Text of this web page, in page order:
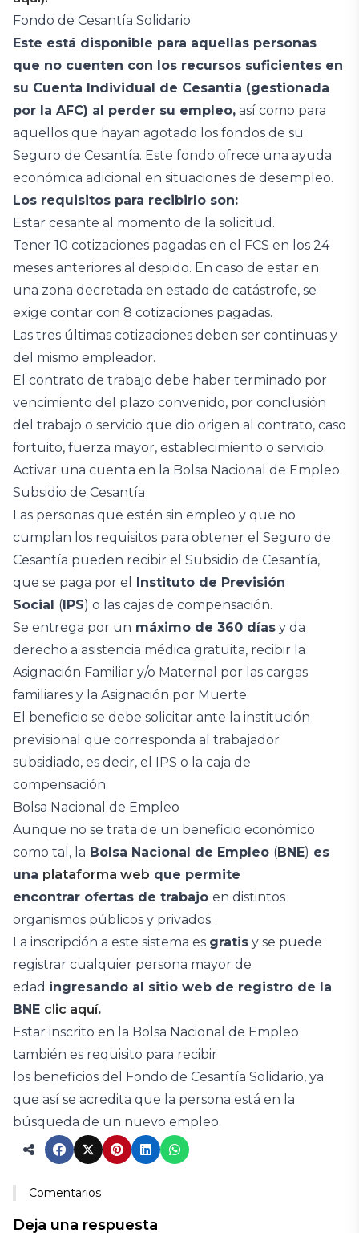
Fondo de Cesantía Solidario
Este está disponible para aquellas personas
que no cuenten con los recursos suficientes en
su Cuenta Individual de Cesantía (gestionada
por la AFC) al perder su empleo, así como para
aquellos que hayan agotado los fondos de su
Seguro de Cesantía. Este fondo ofrece una ayuda
económica adicional en situaciones de desempleo.
Los requisitos para recibirlo son:
Estar cesante al momento de la solicitud.
Tener 10 cotizaciones pagadas en el FCS en los 24
meses anteriores al despido. En caso de estar en
una zona decretada en estado de catástrofe, se
exige contar con 8 cotizaciones pagadas.
Las tres últimas cotizaciones deben ser continuas y
del mismo empleador.
El contrato de trabajo debe haber terminado por
vencimiento del plazo convenido, por conclusión
del trabajo o servicio que dio origen al contrato, caso
fortuito, fuerza mayor, establecimiento o servicio.
Activar una cuenta en la Bolsa Nacional de Empleo.
Subsidio de Cesantía
Las personas que estén sin empleo y que no
cumplan los requisitos para obtener el Seguro de
Cesantía pueden recibir el Subsidio de Cesantía,
que se paga por el
Instituto de Previsión
Social (IPS) o las cajas de compensación.
Se entrega por un máximo de 360 días y da
derecho a asistencia médica gratuita, recibir la
Asignación Familiar y/o Maternal por las cargas
familiares y la Asignación por Muerte.
El beneficio se debe solicitar ante la institución
previsional que corresponda al trabajador
subsidiado, es decir, el IPS o la caja de
compensación.
Bolsa Nacional de Empleo
Aunque no se trata de un beneficio económico
como tal, la Bolsa Nacional de Empleo (BNE) es
una plataforma web que permite
encontrar ofertas de trabajo en distintos
organismos públicos y privados.
La inscripción a este sistema es gratis y se puede
registrar cualquier persona mayor de
edad ingresando al sitio web de registro de la
BNE clic aquí.
Estar inscrito en la Bolsa Nacional de Empleo
también es requisito para recibir
los beneficios del Fondo de Cesantía Solidario, ya
que así se acredita que la persona está en la
búsqueda de un nuevo empleo.
Comentarios
Deja una respuesta